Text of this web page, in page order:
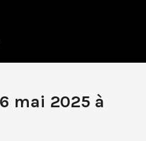
mai 2025 à